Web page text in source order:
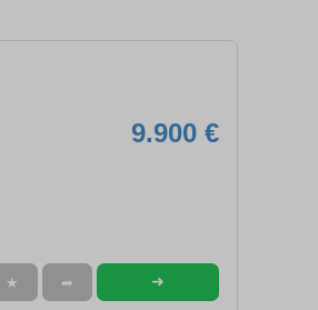
9.900 €
★ ➦ ➜